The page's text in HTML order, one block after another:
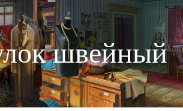
швейный